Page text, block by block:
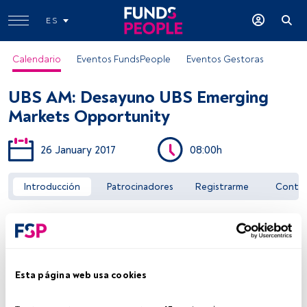
Esta página web usa cookies
ES
Calendario Eventos FundsPeople Eventos Gestoras
UBS AM: Desayuno UBS Emerging
Markets Opportunity
26 January 2017 08:00h
Introducción Patrocinadores Registrarme